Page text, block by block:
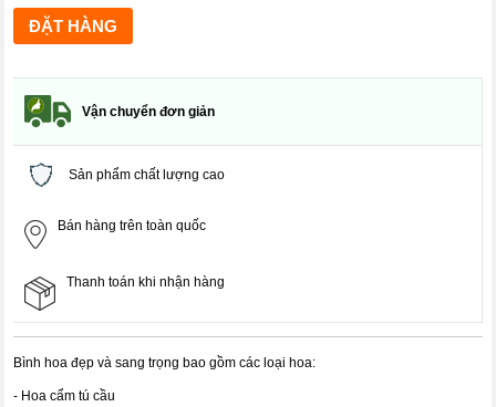
Vận chuyển đơn giản
Sản phẩm chất lượng cao
Bán hàng trên toàn quốc
Thanh toán khi nhận hàng
Bình hoa đẹp và sang trọng bao gồm các loại hoa:
- Hoa cẩm tú cầu